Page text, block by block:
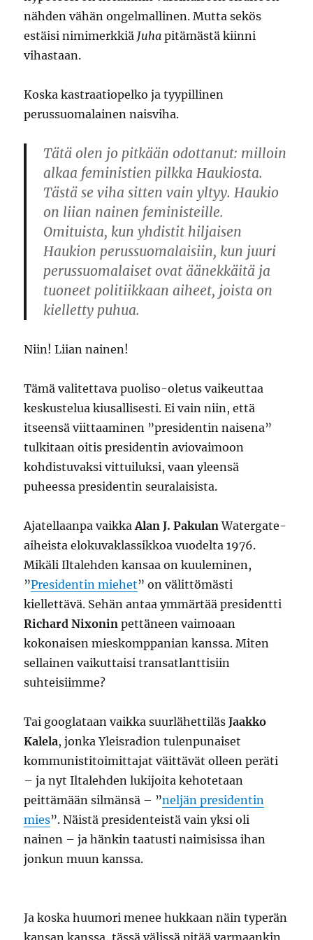
nähden vähän ongelmallinen. Mutta sekös
estäisi nimimerkkiä Juha pitämästä kiinni
vihastaan.
Koska kastraatiopelko ja tyypillinen
perussuomalainen naisviha.
Tätä olen jo pitkään odottanut: milloin
alkaa feministien pilkka Haukiosta.
Tästä se viha sitten vain yltyy. Haukio
on liian nainen feministeille.
Omituista, kun yhdistit hiljaisen
Haukion perussuomalaisiin, kun juuri
perussuomalaiset ovat äänekkäitä ja
tuoneet politiikkaan aiheet, joista on
kielletty puhua.
Niin! Liian nainen!
Tämä valitettava puoliso-oletus vaikeuttaa
keskustelua kiusallisesti. Ei vain niin, että
itseensä viittaaminen ”presidentin naisena”
tulkitaan oitis presidentin aviovaimoon
kohdistuvaksi vittuiluksi, vaan yleensä
puheessa presidentin seuralaisista.
Ajatellaanpa vaikkaAlan J. Pakulan Watergate-
aiheista elokuvaklassikkoa vuodelta 1976.
Mikäli Iltalehden kansaa on kuuleminen,
”Presidentin miehet” on välittömästi
kiellettävä. Sehän antaa ymmärtää presidentti
Richard Nixonin pettäneen vaimoaan
kokonaisen mieskomppanian kanssa. Miten
sellainen vaikuttaisi transatlanttisiin
suhteisiimme?
Tai googlataan vaikka suurlähettiläsJaakko
Kalela, jonka Yleisradion tulenpunaiset
kommunistitoimittajat väittävät olleen peräti
– ja nyt Iltalehden lukijoita kehotetaan
peittämään silmänsä – ”neljän presidentin
mies”. Näistä presidenteistä vain yksi oli
nainen – ja hänkin taatusti naimisissa ihan
jonkun muun kanssa.
Ja koska huumori menee hukkaan näin typerän
kansan kanssa, tässä välissä pitää varmaankin